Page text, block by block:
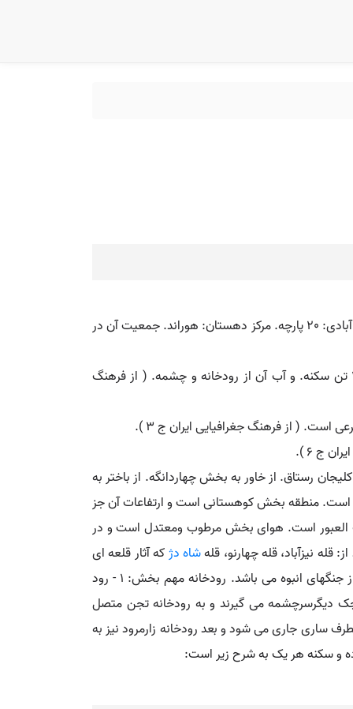
دودانگه. [ دُگ َ ] ( اِخ ) یکی از دهستانهای پنجگانه هوراند شهرستان اهر. آب آن از چشمه و رودخانه های محلی و قورچالی چای. آبادی: 20 پارچه. مرکز دهستان: هوراند. جمعیت آن در
دودانگه. [ دُ گ َ ] ( اِخ ) دهی است از بخش حومه شهرستان بهبهان. واقع در 16 هزارگزی راه شوسه بهبهان به اهواز. با 1000 تن سکنه. و آب آن از رودخانه و چشمه. ( از فرهنگ
رستاق. از خاور به بخش چهاردانگه. از باختر به
است. منطقه بخش کوهستانی است و ارتفاعات آن جز
العبور است. هوای بخش مرطوب ومعتدل است و در
نیزآباد، قله چهارنو، قلهشاه دژکه آثار قلعه ای
بسیار قدیمی در روی آن مشاهده می شود. شعب مختلفی از سلسله اصلی البرز به طرف شمال کشیده شده که عموماً مستور از جنگهای انبوه می باشد. رودخانه مهم بخش: 1 - رود
می گیرند و به رودخانه تجن متصل
بطرف ساری جاری می شود و بعد رودخانه زارمرود نیز به
و سکنه هر یک به شرح زیر است: